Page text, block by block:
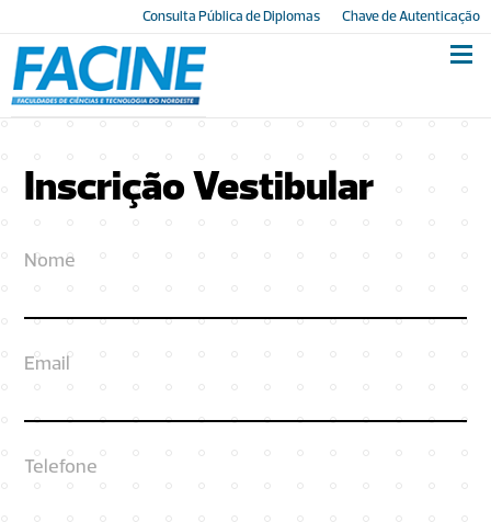
Consulta Pública de Diplomas Chave de Autenticação
Inscrição Vestibular
Nome
Email
Telefone